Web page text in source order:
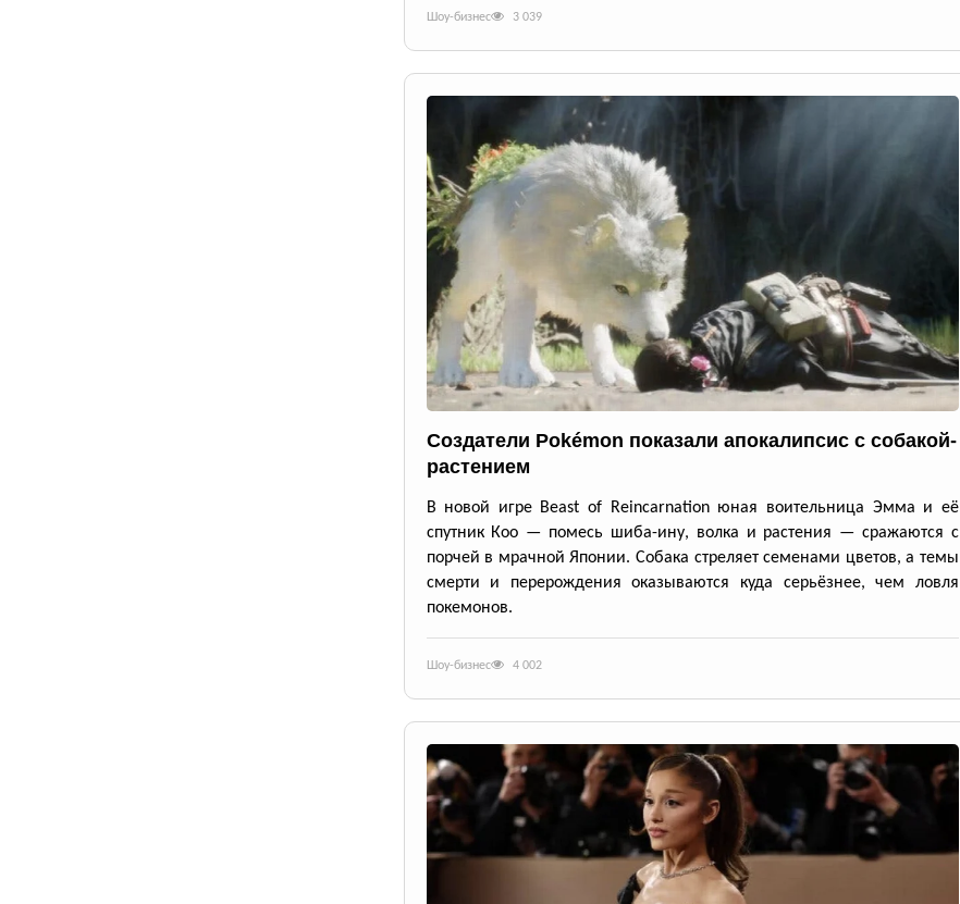
Шоу-бизнес 3 039
Создатели Pokémon показали апокалипсис с собакой-
растением
В новой игре Beast of Reincarnation юная воительница Эмма и её
спутник Кoo — помесь шиба-ину, волка и растения — сражаются с
порчей в мрачной Японии. Собака стреляет семенами цветов, а темы
смерти и перерождения оказываются куда серьёзнее, чем ловля
покемонов.
Шоу-бизнес 4 002